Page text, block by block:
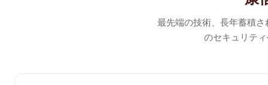
最先端の技術、長年蓄積
のセキュリテ